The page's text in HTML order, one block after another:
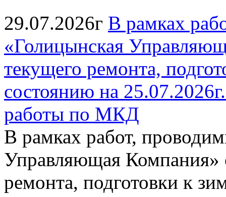
29.07.2026г В рамках
«Голицынская
текущего ремонта,
состоянию на
работы по МКД
В рамках работ,
Управляющая Компания»
ремонта, подготовки к